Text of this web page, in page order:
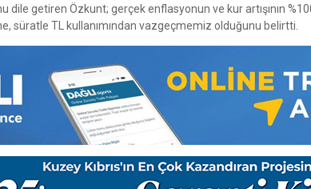
dile getiren Özkunt; gerçek enflasyonun ve kur artışının
süratle TL kullanımından vazgeçmemiz olduğunu belirtti.